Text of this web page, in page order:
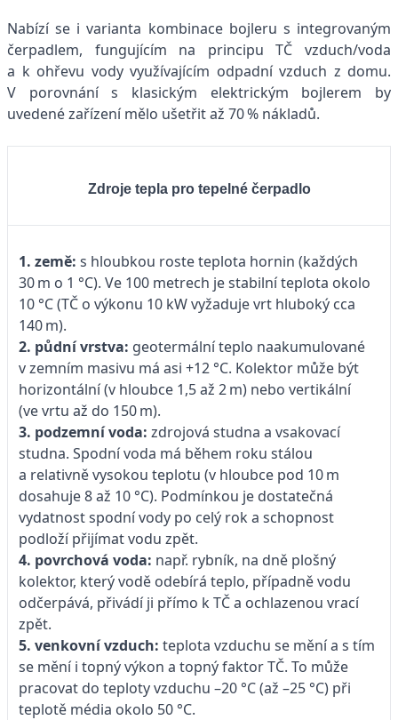
Nabízí se i varianta kombinace bojleru s integrovaným
čerpadlem, fungujícím na principu TČ vzduch/voda
a k ohřevu vody využívajícím odpadní vzduch z domu.
V porovnání s klasickým elektrickým bojlerem by
uvedené zařízení mělo ušetřit až 70 % nákladů.
Zdroje tepla pro tepelné čerpadlo
1. země: s hloubkou roste teplota hornin (každých
30 m o 1 °C). Ve 100 metrech je stabilní teplota okolo
10 °C (TČ o výkonu 10 kW vyžaduje vrt hluboký cca
140 m).
2. půdní vrstva: geotermální teplo naakumulované
v zemním masivu má asi +12 °C. Kolektor může být
horizontální (v hloubce 1,5 až 2 m) nebo vertikální
(ve vrtu až do 150 m).
3. podzemní voda: zdrojová studna a vsakovací
studna. Spodní voda má během roku stálou
a relativně vysokou teplotu (v hloubce pod 10 m
dosahuje 8 až 10 °C). Podmínkou je dostatečná
vydatnost spodní vody po celý rok a schopnost
podloží přijímat vodu zpět.
4. povrchová voda: např. rybník, na dně plošný
kolektor, který vodě odebírá teplo, případně vodu
odčerpává, přivádí ji přímo k TČ a ochlazenou vrací
zpět.
5. venkovní vzduch: teplota vzduchu se mění a s tím
se mění i topný výkon a topný faktor TČ. To může
pracovat do teploty vzduchu –20 °C (až –25 °C) při
teplotě média okolo 50 °C.